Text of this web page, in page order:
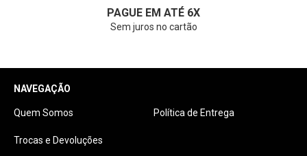
PAGUE EM ATÉ 6X
Sem juros no cartão
NAVEGAÇÃO
Quem Somos Política de Entrega
Trocas e Devoluções